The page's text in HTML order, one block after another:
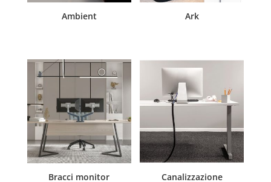
Ambient Ark
Bracci monitor Canalizzazione